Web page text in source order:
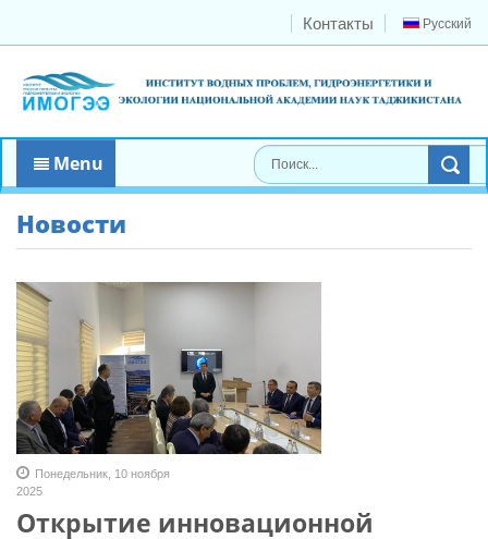
Русский
Контакты
Menu
Новости
Понедельник, 10 ноября
2025
Открытие инновационной